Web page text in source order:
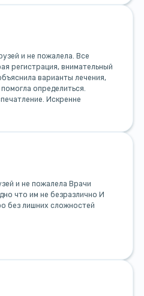
и не пожалела. Все
регистрация, внимательный
варианты лечения,
определиться.
Искренне
и не пожалела Врачи
что им не безразлично И
без лишних сложностей